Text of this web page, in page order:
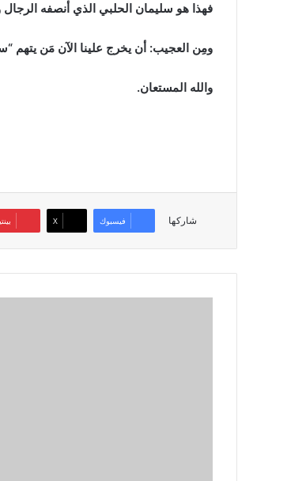
فهذا هو سليمان الحلبي الذي أنصفه الرجال
ومِن العجيب: أن يخرج علينا الآن مَن يتهم
والله المستعان.
شاركها فيسبوك ‫X